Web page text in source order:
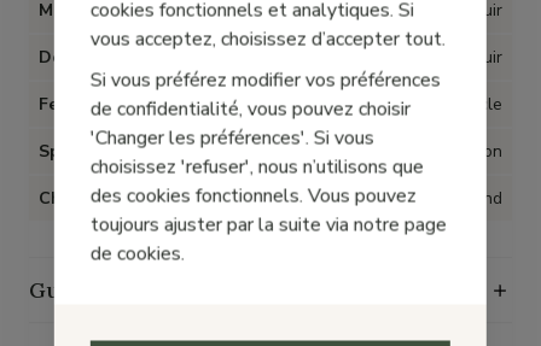
Matière Cuir
Doublure Cuir
Fermeture Boucle
Spécial Hallux Valgus Non
Chaussant Grand
Guide des tailles
cookies fonctionnels et analytiques. Si
vous acceptez, choisissez d’accepter tout.
Si vous préférez modifier vos préférences
de confidentialité, vous pouvez choisir
'Changer les préférences'. Si vous
choisissez 'refuser', nous n’utilisons que
des cookies fonctionnels. Vous pouvez
toujours ajuster par la suite via notre page
de cookies.